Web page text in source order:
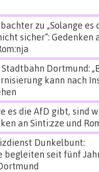
zu „Solange es
sicher“: Gedenken
Stadtbahn Dortmund:
kann nach
es die AfD gibt, sind
an Sinti:zze und
Dunkelbunt:
begleiten seit fünf